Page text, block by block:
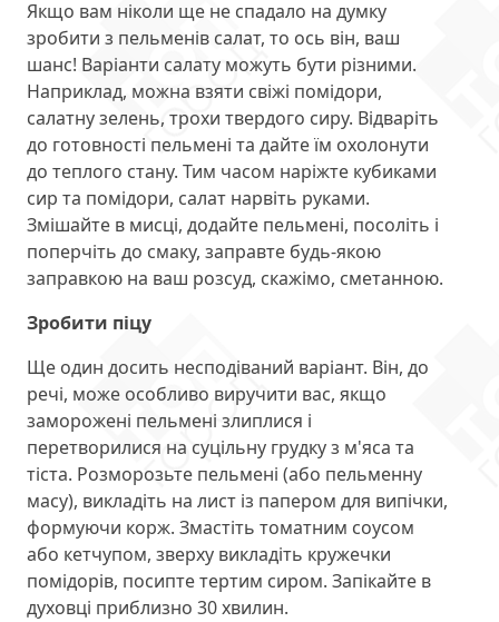
Якщо вам ніколи ще не спадало на думку
зробити з пельменів салат, то ось він, ваш
шанс! Варіанти салату можуть бути різними.
Наприклад, можна взяти свіжі помідори,
салатну зелень, трохи твердого сиру. Відваріть
до готовності пельмені та дайте їм охолонути
до теплого стану. Тим часом наріжте кубиками
сир та помідори, салат нарвіть руками.
Змішайте в мисці, додайте пельмені, посоліть і
поперчіть до смаку, заправте будь-якою
заправкою на ваш розсуд, скажімо, сметанною.
Зробити піцу
Ще один досить несподіваний варіант. Він, до
речі, може особливо виручити вас, якщо
заморожені пельмені злиплися і
перетворилися на суцільну грудку з м'яса та
тіста. Розморозьте пельмені (або пельменну
масу), викладіть на лист із папером для випічки,
формуючи корж. Змастіть томатним соусом
або кетчупом, зверху викладіть кружечки
помідорів, посипте тертим сиром. Запікайте в
духовці приблизно 30 хвилин.